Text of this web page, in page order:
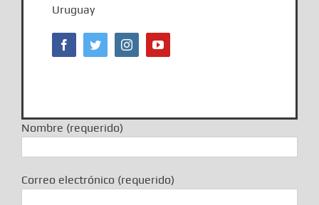
Uruguay
Nombre (requerido)
Correo electrónico (requerido)